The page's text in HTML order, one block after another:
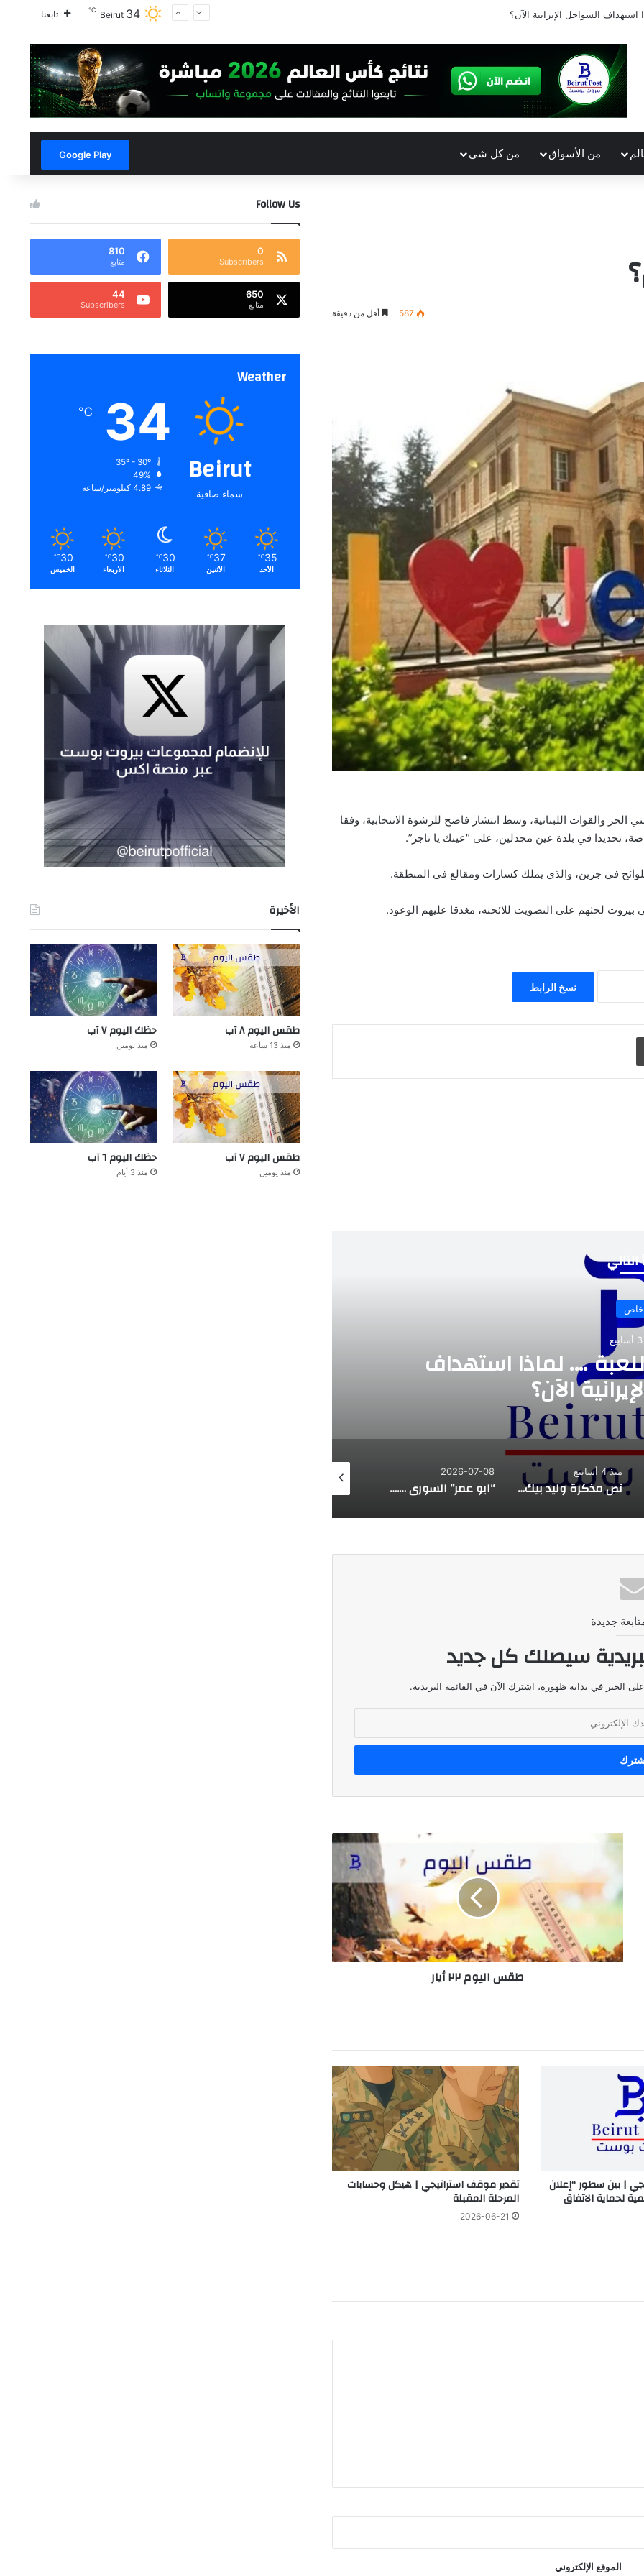
السواحل الإيرانية الآن؟ Beirut 34
℃ تابعنا
من الأسواق من كل شي Google Play
587 أقل من دقيقة
الحر والقوات اللبنانية، وسط انتشار فاضح للرشوة الانتخابية، وفقا
تحديدا في بلدة عين مجدلين، على “عينك يا تاجر”.
في جزين، والذي يملك كسارات ومقالع في المنطقة.
بيروت لحثهم على التصويت للائحته، مغدقا عليهم الوعود.
نسخ الرابط
طباعة
التالي
خاص
…. لماذا استهداف
الآن؟
منذ 4 أسابيع
نص مذكرة وليد بيك للمجلس المذهبي الدرزي
2026-07-08
“ابو عمر” السوري …. هذه المرة
2026-07-07
جديدة
سيصلك كل جديد
الخبر في بداية ظهوره، اشترك الآن في القائمة البريدية.
طقس
أيار
طقس اليوم ٢٢ أيار
| بين سطور “إعلان
لحماية الاتفاق
تقدير موقف استراتيجي | هيكل وحسابات
المرحلة المقبلة
2026-06-21
الموقع الإلكتروني
Follow Us
0
Subscribers
810
متابع
650
متابع
44
Subscribers
Weather
Beirut
سماء صافية
34
℃
49%
4.89 كيلومتر/ساعة
35
℃
الأحد
37
℃
الأثنين
30
℃
الثلاثاء
30
℃
الأربعاء
30
℃
الخميس
الأخيرة
طقس اليوم ٨ آب
منذ 13 ساعة
حظك اليوم ٧ آب
منذ يومين
طقس اليوم ٧ آب
منذ يومين
حظك اليوم ٦ آب
منذ 3 أيام